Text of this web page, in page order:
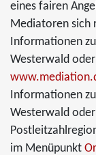
eines fairen
Mediatoren sich
Informationen
Westerwald
Informationen
Westerwald
im Menüpunkt